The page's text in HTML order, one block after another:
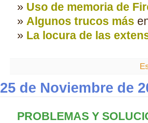
» Uso de memoria de
» Algunos trucos más
» La locura de las
25 de Noviembre de
PROBLEMAS Y